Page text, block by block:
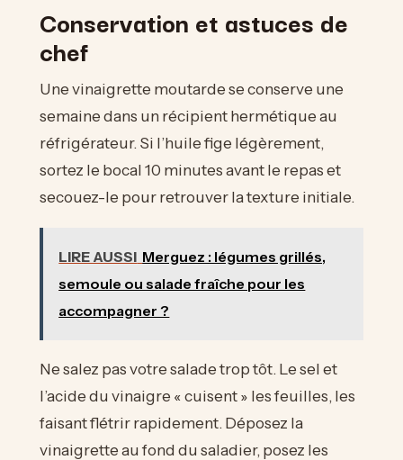
Conservation et astuces de
chef
Une vinaigrette moutarde se conserve une
semaine dans un récipient hermétique au
réfrigérateur. Si l’huile fige légèrement,
sortez le bocal 10 minutes avant le repas et
secouez-le pour retrouver la texture initiale.
LIRE AUSSI Merguez : légumes grillés,
semoule ou salade fraîche pour les
accompagner ?
Ne salez pas votre salade trop tôt. Le sel et
l’acide du vinaigre « cuisent » les feuilles, les
faisant flétrir rapidement. Déposez la
vinaigrette au fond du saladier, posez les